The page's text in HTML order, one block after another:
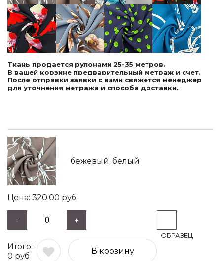
Ткань продается рулонами 25-35 метров.
В вашей корзине предварительный метраж и счет.
После отправки заявки с вами свяжется менеджер
для уточнения метража и способа доставки.
бежевый, белый
320.00 руб
- +
0 руб
В корзину